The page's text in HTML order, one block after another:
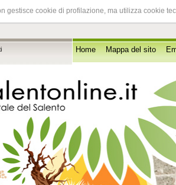
gestisce cookie di profilazione, ma utilizza cookie
Home Mappa del sito